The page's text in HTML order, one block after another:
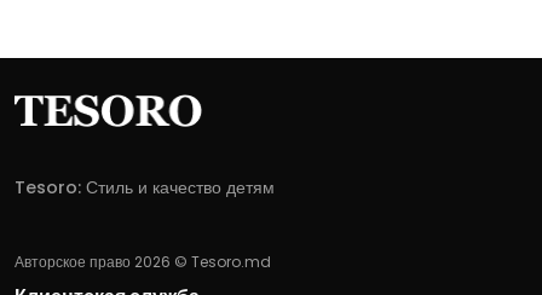
Tesoro: Стиль и качество детям
Авторское право 2026 © Tesoro.md